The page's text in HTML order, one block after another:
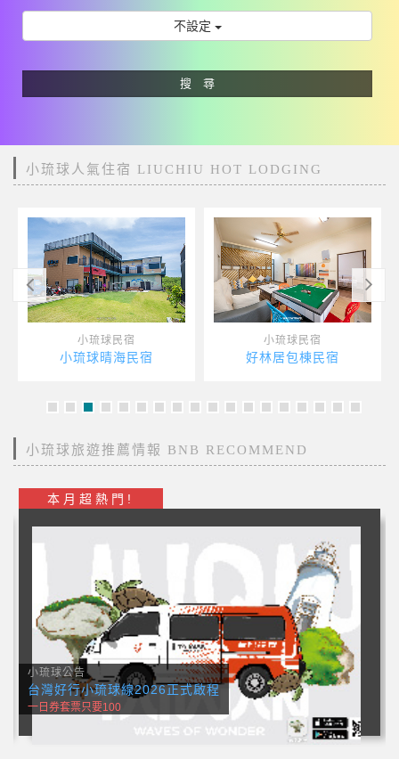
不設定
搜 尋
小琉球人氣住宿 LIUCHIU HOT LODGING
小琉球民宿
歸宿民宿
小琉球民宿
小島就●Chill
小琉球旅遊推薦情報 BNB RECOMMEND
本月超熱門!
小琉球美食推薦
小琉球美食-拌夜三羹(寵物友善)
午餐，晚餐，消夜，下午茶都有